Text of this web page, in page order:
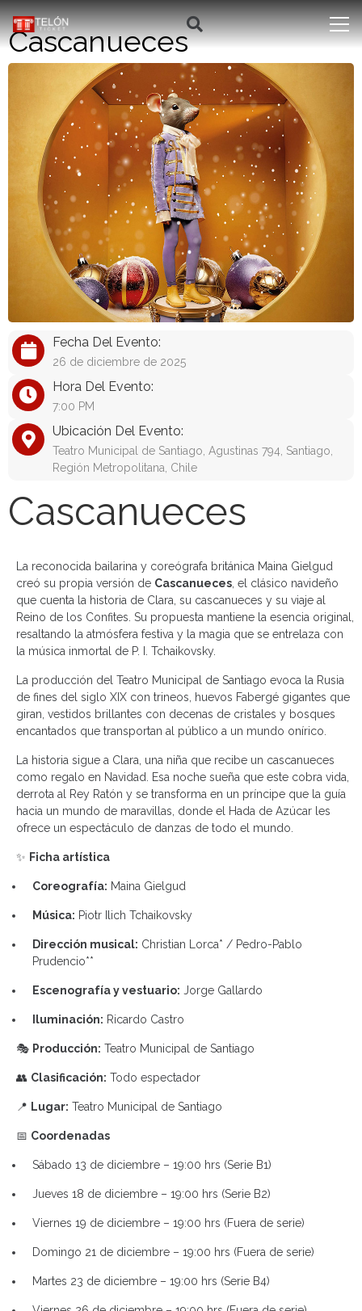
Cascanueces
Fecha Del Evento:
26 de diciembre de 2025
Hora Del Evento:
7:00 PM
Ubicación Del Evento:
Teatro Municipal de Santiago, Agustinas 794, Santiago,
Región Metropolitana, Chile
Cascanueces
La reconocida bailarina y coreógrafa británica Maina Gielgud
creó su propia versión de Cascanueces , el clásico navideño
que cuenta la historia de Clara, su cascanueces y su viaje al
Reino de los Confites. Su propuesta mantiene la esencia original,
resaltando la atmósfera festiva y la magia que se entrelaza con
la música inmortal de P. I. Tchaikovsky.
La producción del Teatro Municipal de Santiago evoca la Rusia
de fines del siglo XIX con trineos, huevos Fabergé gigantes que
giran, vestidos brillantes con decenas de cristales y bosques
encantados que transportan al público a un mundo onírico.
La historia sigue a Clara, una niña que recibe un cascanueces
como regalo en Navidad. Esa noche sueña que este cobra vida,
derrota al Rey Ratón y se transforma en un príncipe que la guía
hacia un mundo de maravillas, donde el Hada de Azúcar les
ofrece un espectáculo de danzas de todo el mundo.
✨ Ficha artística
Coreografía: Maina Gielgud
Música: Piotr Ilich Tchaikovsky
Dirección musical: Christian Lorca* / Pedro-Pablo
Prudencio**
Escenografía y vestuario: Jorge Gallardo
Iluminación: Ricardo Castro
🎭 Producción: Teatro Municipal de Santiago
👥 Clasificación: Todo espectador
📍 Lugar: Teatro Municipal de Santiago
📅 Coordenadas
Sábado 13 de diciembre – 19:00 hrs (Serie B1)
Jueves 18 de diciembre – 19:00 hrs (Serie B2)
Viernes 19 de diciembre – 19:00 hrs (Fuera de serie)
Domingo 21 de diciembre – 19:00 hrs (Fuera de serie)
Martes 23 de diciembre – 19:00 hrs (Serie B4)